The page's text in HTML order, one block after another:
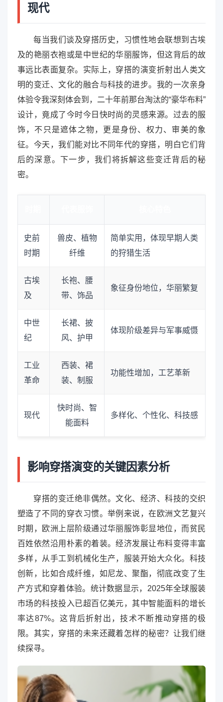
现代
每当我们谈及穿搭历史，习惯性地会联想到古埃
及的艳丽衣袍或是中世纪的华丽服饰，但这背后的故
事远比表面复杂。实际上，穿搭的演变折射出人类文
明的变迁、文化的融合与科技的进步。我的一次亲身
体验令我深刻体会到，二十年前那台淘汰的“豪华布料”
设计，竟成了今时今日快时尚的灵感来源。过去的服
饰，不只是遮体之物，更是身份、权力、审美的象
征。今天，我们能对比不同年代的穿搭，明白它们背
后的深意。下一步，我们将拆解这些变迁背后的秘
密。
史前
时期
兽皮、植物
纤维
简单实用，体现早期人类
的狩猎生活
古埃
及
长袍、腰
带、饰品
象征身份地位，华丽繁复
中世
纪
长裙、披
风、护甲
体现阶级差异与军事威慑
工业
革命
西装、裙
装、制服
功能性增加，工艺革新
现代
快时尚、智
能面料
多样化、个性化、科技感
影响穿搭演变的关键因素分析
穿搭的变迁绝非偶然。文化、经济、科技的交织
塑造了不同的穿衣习惯。举例来说，在欧洲文艺复兴
时期，欧洲上层阶级通过华丽服饰彰显地位，而贫民
百姓依然沿用朴素的着装。经济发展让布料变得丰富
多样，从手工到机械化生产，服装开始大众化。科技
创新，比如合成纤维，如尼龙、聚酯，彻底改变了生
产方式和穿着体验。统计数据显示，2025年全球服装
市场的科技投入已超百亿美元，其中智能面料的增长
率达87%。这背后折射出，技术不断推动穿搭的极
限。其实，穿搭的未来还藏着怎样的秘密？让我们继
续探寻。